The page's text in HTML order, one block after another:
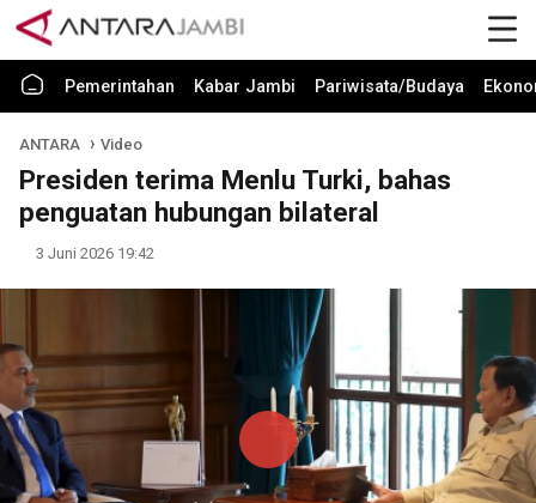
Pemerintahan Kabar Jambi Pariwisata/Budaya
ANTARA Video
Presiden terima Menlu Turki, bahas
penguatan hubungan bilateral
3 Juni 2026 19:42
Play